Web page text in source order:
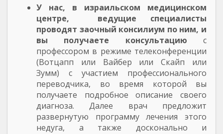
У нас, в израильском медицинском
центре, ведущие специалисты
проводят заочный консилиум по ним, и
вы получаете консультацию с
профессором в режиме телеконференции
(Вотцапп или Вайбер или Скайп или
Зумм) с участием профессионального
переводчика, во время которой вы
получаете подробное описание своего
диагноза. Далее врач предложит
развернутую программу лечения этого
недуга, а также досконально и